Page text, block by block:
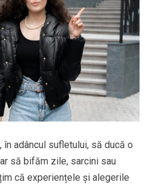
adâncul sufletului, să ducă o
să bifăm zile, sarcini sau
că experiențele și alegerile